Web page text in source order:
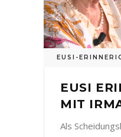
EUSI-
EUSI
MIT
Als